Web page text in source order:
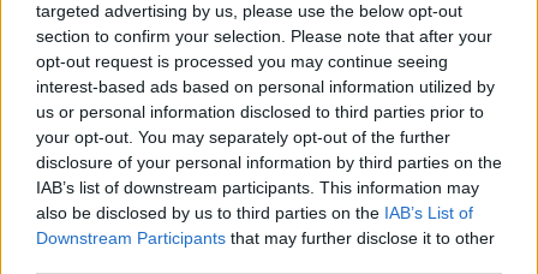
targeted advertising by us, please use the below opt-out
section to confirm your selection. Please note that after your
opt-out request is processed you may continue seeing
interest-based ads based on personal information utilized by
us or personal information disclosed to third parties prior to
your opt-out. You may separately opt-out of the further
disclosure of your personal information by third parties on the
IAB’s list of downstream participants. This information may
also be disclosed by us to third parties on the IAB’s List of
Downstream Participants that may further disclose it to other
aminek a cselekménye sokáig egy helyben jár
a videóvágás nem ad hozzá sokat az élményhez,
de legalább opcionális
kisebb technikai jellegű gondok